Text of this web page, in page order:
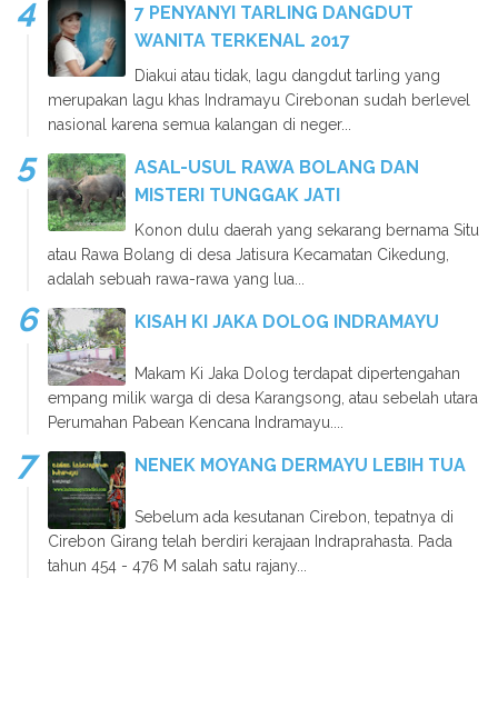
7 PENYANYI TARLING DANGDUT
WANITA TERKENAL 2017
Diakui atau tidak, lagu dangdut tarling yang
merupakan lagu khas Indramayu Cirebonan sudah berlevel
nasional karena semua kalangan di neger...
ASAL-USUL RAWA BOLANG DAN
MISTERI TUNGGAK JATI
Konon dulu daerah yang sekarang bernama Situ
atau Rawa Bolang di desa Jatisura Kecamatan Cikedung,
adalah sebuah rawa-rawa yang lua...
KISAH KI JAKA DOLOG INDRAMAYU
Makam Ki Jaka Dolog terdapat dipertengahan
empang milik warga di desa Karangsong, atau sebelah utara
Perumahan Pabean Kencana Indramayu....
NENEK MOYANG DERMAYU LEBIH TUA
Sebelum ada kesutanan Cirebon, tepatnya di
Cirebon Girang telah berdiri kerajaan Indraprahasta. Pada
tahun 454 - 476 M salah satu rajany...